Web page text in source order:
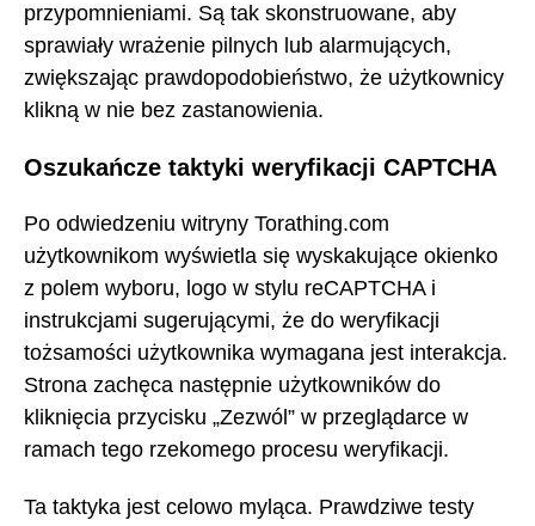
przypomnieniami. Są tak skonstruowane, aby
sprawiały wrażenie pilnych lub alarmujących,
zwiększając prawdopodobieństwo, że użytkownicy
klikną w nie bez zastanowienia.
Oszukańcze taktyki weryfikacji CAPTCHA
Po odwiedzeniu witryny Torathing.com
użytkownikom wyświetla się wyskakujące okienko
z polem wyboru, logo w stylu reCAPTCHA i
instrukcjami sugerującymi, że do weryfikacji
tożsamości użytkownika wymagana jest interakcja.
Strona zachęca następnie użytkowników do
kliknięcia przycisku „Zezwól” w przeglądarce w
ramach tego rzekomego procesu weryfikacji.
Ta taktyka jest celowo myląca. Prawdziwe testy